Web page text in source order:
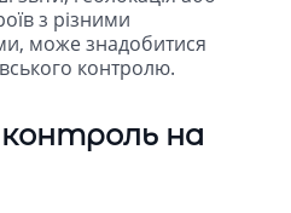
з різними
може знадобитися
контролю.
на